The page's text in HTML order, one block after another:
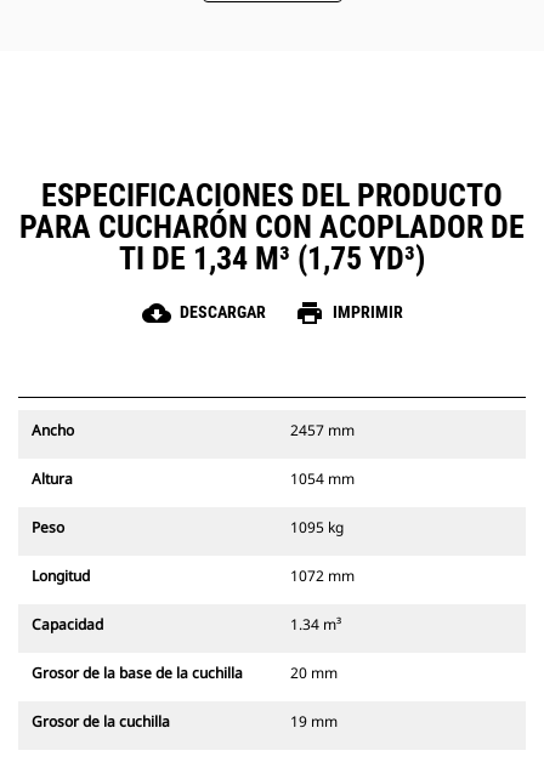
ESPECIFICACIONES DEL PRODUCTO
PARA CUCHARÓN CON ACOPLADOR DE
TI DE 1,34 M³ (1,75 YD³)
cloud_download DESCARGAR print IMPRIMIR
Ancho 2457 mm
Altura 1054 mm
Peso 1095 kg
Longitud 1072 mm
Capacidad 1.34 m³
Grosor de la base de la cuchilla 20 mm
Grosor de la cuchilla 19 mm